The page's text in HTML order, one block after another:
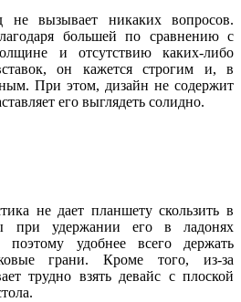
вызывает никаких вопросов.
большей по сравнению с
и отсутствию каких-либо
он кажется строгим и, в
При этом, дизайн не содержит
его выглядеть солидно.
не дает планшету скользить в
при удержании его в ладонях
поэтому удобнее всего держать
грани. Кроме того, из-за
трудно взять девайс с плоской